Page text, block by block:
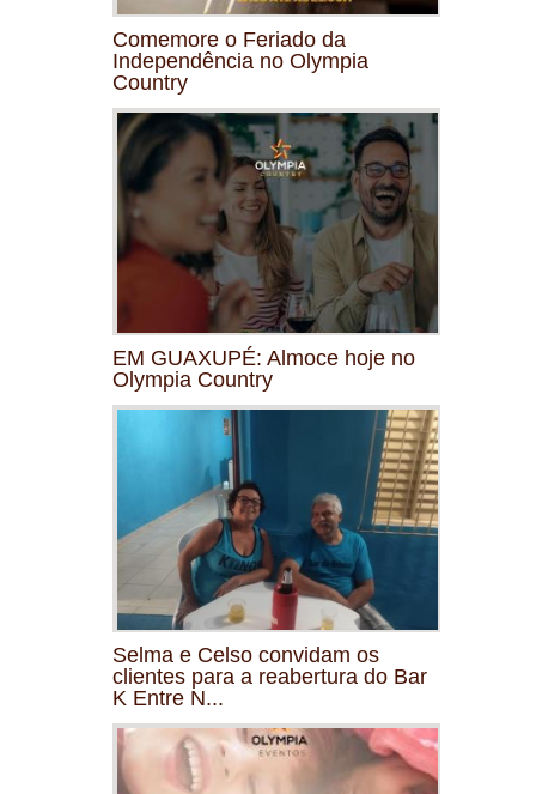
Comemore o Feriado da
Independência no Olympia
Country
EM GUAXUPÉ: Almoce hoje no
Olympia Country
Selma e Celso convidam os
clientes para a reabertura do Bar
K Entre N...